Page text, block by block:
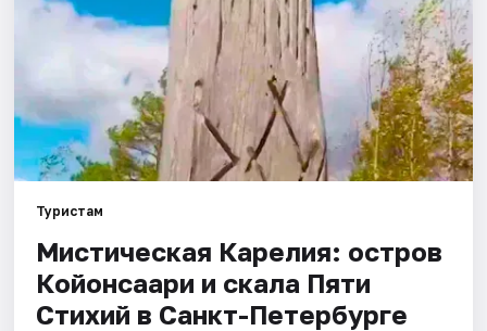
Туристам
Мистическая Карелия: остров
Койонсаари и скала Пяти
Стихий в Санкт-Петербурге